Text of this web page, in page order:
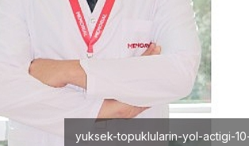
yuksek-topuklularin-yol-actigi-